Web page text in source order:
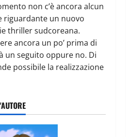
non c’è ancora alcun
riguardante un nuovo
thriller sudcoreana.
ancora un po’ prima di
un seguito oppure no. Di
possibile la realizzazione